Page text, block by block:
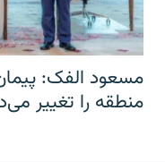
مسعود الفک:
منطقه را تغییر